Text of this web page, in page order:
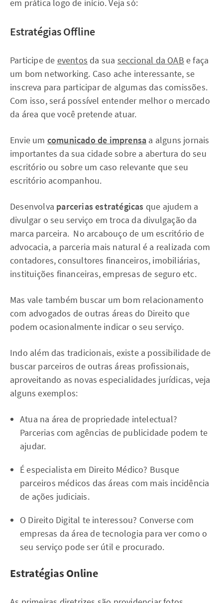
em prática logo de início. Veja só:
Estratégias Offline
Participe de eventos da sua seccional da OAB e faça
um bom networking. Caso ache interessante, se
inscreva para participar de algumas das comissões.
Com isso, será possível entender melhor o mercado
da área que você pretende atuar.
Envie um comunicado de imprensa a alguns jornais
importantes da sua cidade sobre a abertura do seu
escritório ou sobre um caso relevante que seu
escritório acompanhou.
Desenvolva parcerias estratégicas que ajudem a
divulgar o seu serviço em troca da divulgação da
marca parceira. No arcabouço de um escritório de
advocacia, a parceria mais natural é a realizada com
contadores, consultores financeiros, imobiliárias,
instituições financeiras, empresas de seguro etc.
Mas vale também buscar um bom relacionamento
com advogados de outras áreas do Direito que
podem ocasionalmente indicar o seu serviço.
Indo além das tradicionais, existe a possibilidade de
buscar parceiros de outras áreas profissionais,
aproveitando as novas especialidades jurídicas, veja
alguns exemplos:
Atua na área de propriedade intelectual?
Parcerias com agências de publicidade podem te
ajudar.
É especialista em Direito Médico? Busque
parceiros médicos das áreas com mais incidência
de ações judiciais.
O Direito Digital te interessou? Converse com
empresas da área de tecnologia para ver como o
seu serviço pode ser útil e procurado.
Estratégias Online